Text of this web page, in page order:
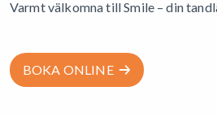
Varmt välkomna till Smile – din
BOKA ONLINE